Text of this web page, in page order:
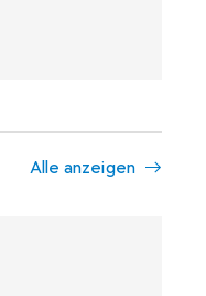
Alle anzeigen